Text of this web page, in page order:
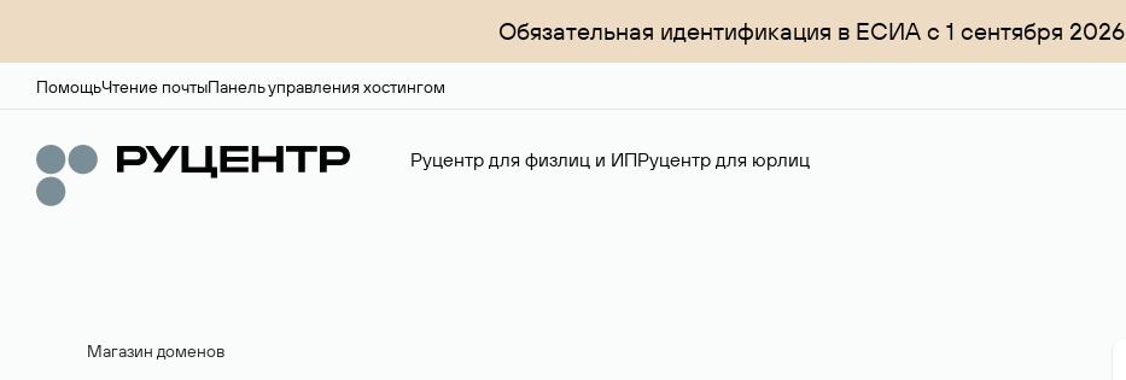
Обязательная идентификация в ЕСИА с 1 сентября 2026
ПомощьЧтение почтыПанель управления хостингом
Руцентр для физлиц и ИПРуцентр для юрлиц
Магазин доменов